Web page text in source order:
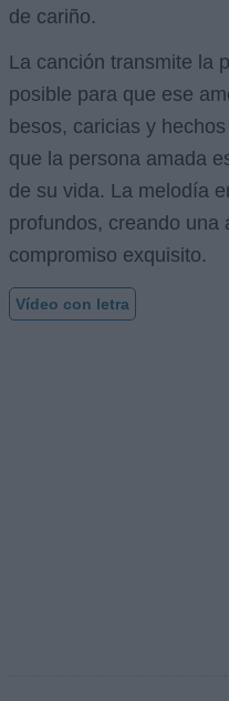
de cariño.
La canción transmite la
posible para que ese
besos, caricias y
que la persona amada
de su vida. La melodía
profundos, creando una
compromiso exquisito.
Vídeo con letra